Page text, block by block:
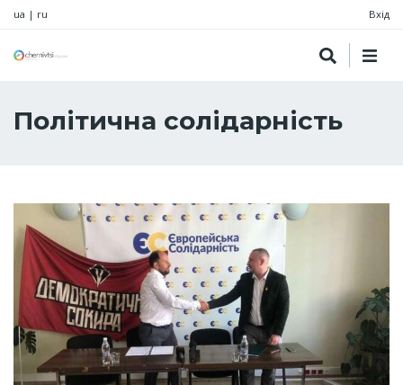
ua | ru Вхід
Політична солідарність